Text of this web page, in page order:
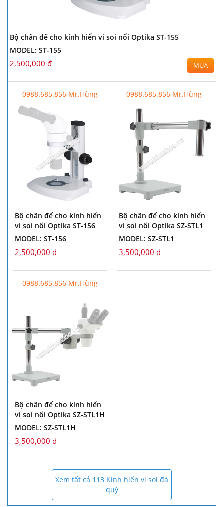
Bộ chân đế cho kính hiển vi soi nổi Optika ST-155
MODEL: ST-155
2,500,000 đ MUA
0988.685.856 Mr.Hùng
Bộ chân đế cho kính hiển
vi soi nổi Optika ST-156
MODEL: ST-156
2,500,000 đ
0988.685.856 Mr.Hùng
Bộ chân đế cho kính hiển
vi soi nổi Optika SZ-STL1
MODEL: SZ-STL1
3,500,000 đ
0988.685.856 Mr.Hùng
Bộ chân đế cho kính hiển
vi soi nổi Optika SZ-STL1H
MODEL: SZ-STL1H
3,500,000 đ
Xem tất cả 113 Kính hiển vi soi đá
quý